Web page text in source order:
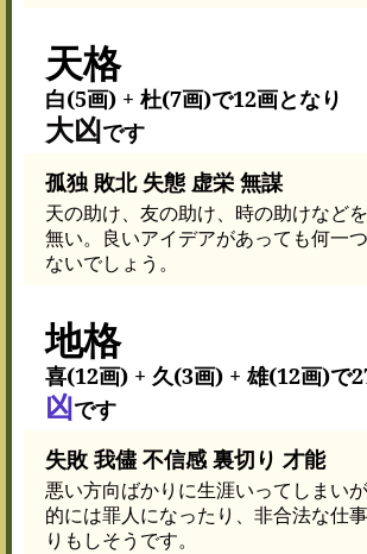
天格
白(5画) + 杜(7画)で12画となり
大凶です
孤独 敗北 失態 虚栄 無謀
天の助け、友の助け、時の助けなど
無い。良いアイデアがあっても何一
ないでしょう。
地格
喜(12画) + 久(3画) + 雄(12画)で
凶です
失敗 我儘 不信感 裏切り 才能
悪い方向ばかりに生涯いってしまい
的には罪人になったり、非合法な仕
りもしそうです。